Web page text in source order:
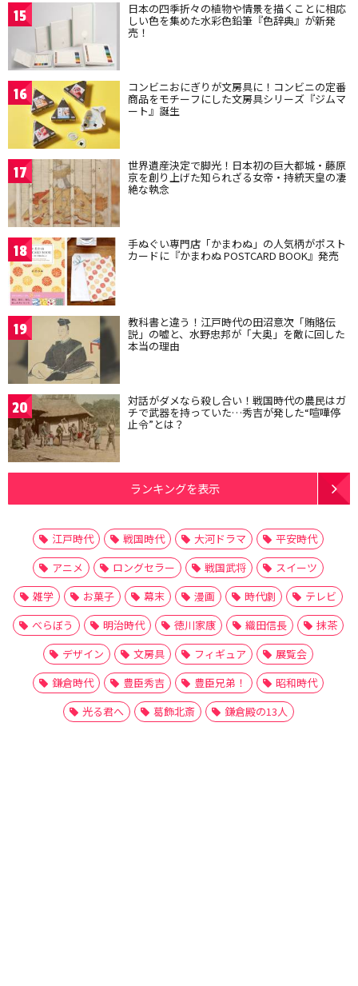
15 日本の四季折々の植物や情景を描くことに相応
しい色を集めた水彩色鉛筆『色辞典』が新発
売！
16 コンビニおにぎりが文房具に！コンビニの定番
商品をモチーフにした文房具シリーズ『ジムマ
ート』誕生
17 世界遺産決定で脚光！日本初の巨大都城・藤原
京を創り上げた知られざる女帝・持統天皇の凄
絶な執念
18 手ぬぐい専門店「かまわぬ」の人気柄がポスト
カードに『かまわぬ POSTCARD BOOK』発売
19 教科書と違う！江戸時代の田沼意次「賄賂伝
説」の嘘と、水野忠邦が「大奥」を敵に回した
本当の理由
20 対話がダメなら殺し合い！戦国時代の農民はガ
チで武器を持っていた…秀吉が発した“喧嘩停
止令”とは？
ランキングを表示
江戸時代 戦国時代 大河ドラマ
平安時代
アニメ
ロングセラー 戦国武将
スイーツ
雑学
お菓子 幕末 漫画 時代劇
テレビ
べらぼう
明治時代 徳川家康 織田信長
抹茶
デザイン
文房具 フィギュア
展覧会
鎌倉時代
豊臣秀吉 豊臣兄弟！
昭和時代
光る君へ
葛飾北斎 鎌倉殿の13人